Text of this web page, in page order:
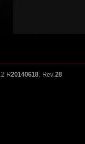
R20140618, Rev.28